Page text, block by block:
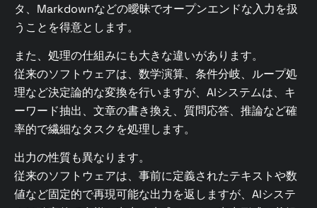
タ、Markdownなどの曖昧でオープンエンドな入力を扱
うことを得意とします。
また、処理の仕組みにも大きな違いがあります。
従来のソフトウェアは、数学演算、条件分岐、ループ処
理など決定論的な変換を行いますが、AIシステムは、キ
ーワード抽出、文章の書き換え、質問応答、推論など確
率的で繊細なタスクを処理します。
出力の性質も異なります。
従来のソフトウェアは、事前に定義されたテキストや数
値など固定的で再現可能な出力を返しますが、AIシステ